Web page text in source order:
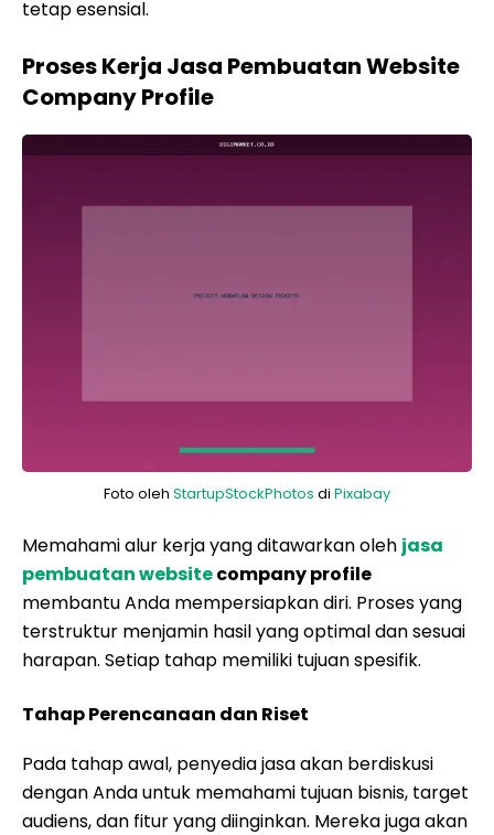
tetap esensial.
Proses Kerja Jasa Pembuatan Website
Company Profile
Foto oleh StartupStockPhotos di Pixabay
Memahami alur kerja yang ditawarkan oleh jasa
pembuatan websitecompany profile
membantu Anda mempersiapkan diri. Proses yang
terstruktur menjamin hasil yang optimal dan sesuai
harapan. Setiap tahap memiliki tujuan spesifik.
Tahap Perencanaan dan Riset
Pada tahap awal, penyedia jasa akan berdiskusi
dengan Anda untuk memahami tujuan bisnis, target
audiens, dan fitur yang diinginkan. Mereka juga akan